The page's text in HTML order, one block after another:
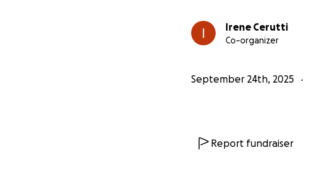
Irene Cerutti
Co-organizer
September 24th, 2025
Report fundraiser